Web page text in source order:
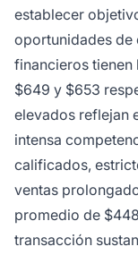
establecer
oportunidades de
financieros tienen
$649 y $653
elevados reflejan
intensa
calificados,
ventas
promedio de
transacción